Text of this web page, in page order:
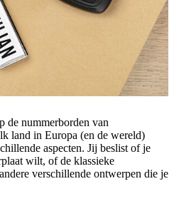
de nummerborden van
land in Europa (en de wereld)
aspecten. Jij beslist of je
wilt, of de klassieke
verschillende ontwerpen die je